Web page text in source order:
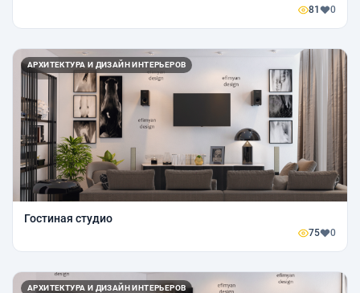
81 0
АРХИТЕКТУРА И ДИЗАЙН ИНТЕРЬЕРОВ
Гостиная студио
75 0
АРХИТЕКТУРА И ДИЗАЙН ИНТЕРЬЕРОВ